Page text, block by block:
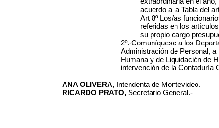
acuerdo a la Tabla del
Art 8º Los/as
referidas en los
su propio cargo
2º.-Comuníquese a los
Administración de Personal,
Humana y de Liquidación de
intervención de la Contaduría
ANA OLIVERA, Intendenta de Montevideo.-
RICARDO PRATO, Secretario General.-